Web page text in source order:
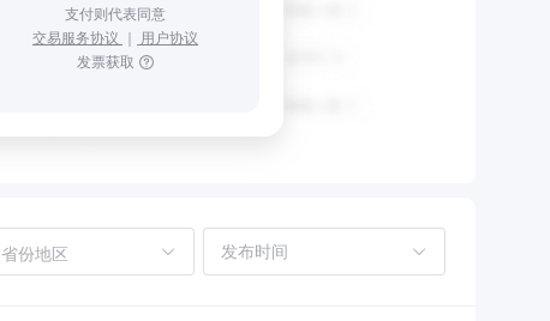
支付则代表同意
交易服务协议 ｜ 用户协议
发票获取
省份地区